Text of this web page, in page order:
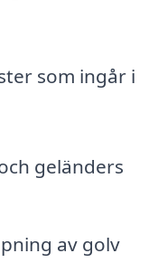
som ingår i
geländers
av golv